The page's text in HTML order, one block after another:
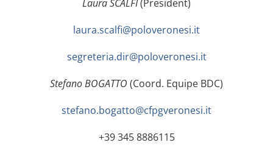
Laura SCALFI(President)
laura.scalfi@poloveronesi.it
segreteria.dir@poloveronesi.it
Stefano BOGATTO (Coord. Equipe BDC)
stefano.bogatto@cfpgveronesi.it
+39 345 8886115